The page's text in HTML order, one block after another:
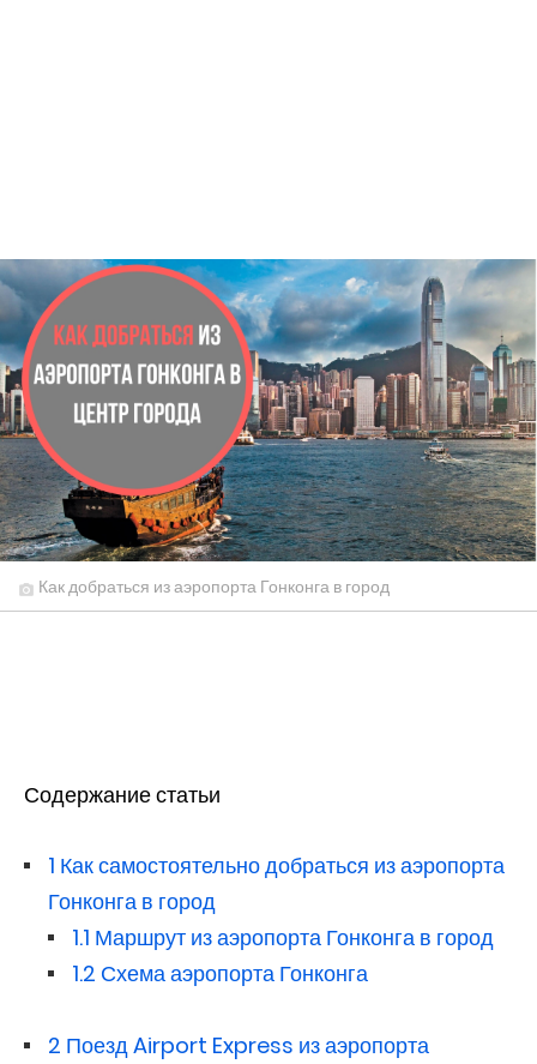
Как добраться из аэропорта Гонконга в город
Содержание статьи
1 Как самостоятельно добраться из аэропорта
Гонконга в город
1.1 Маршрут из аэропорта Гонконга в город
1.2 Схема аэропорта Гонконга
2 Поезд Airport Express из аэропорта